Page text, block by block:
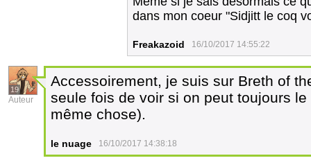
dans mon coeur "Sidjitt le coq
Freakazoid 16/10/2017 14:55:22
19
Auteur
Accessoirement, je suis sur Breth of
seule fois de voir si on peut toujours
même chose).
le nuage 16/10/2017 14:38:18